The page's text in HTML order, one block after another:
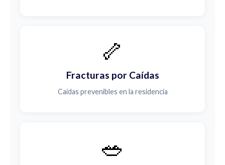
🦴
Fracturas por Caídas
Caídas prevenibles en la residencia
🥗